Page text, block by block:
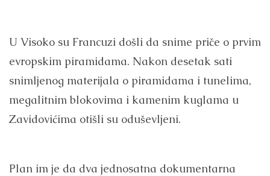
U Visoko su Francuzi došli da snime priče o prvim
evropskim piramidama. Nakon desetak sati
snimljenog materijala o piramidama i tunelima,
megalitnim blokovima i kamenim kuglama u
Zavidovićima otišli su oduševljeni.
Plan im je da dva jednosatna dokumentarna